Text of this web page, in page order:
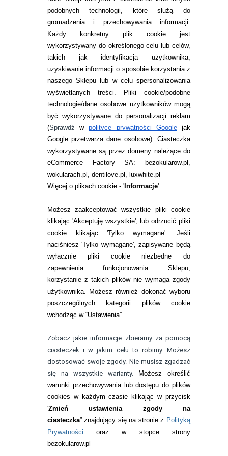
podobnych technologii, które służą do
gromadzenia i przechowywania informacji.
Każdy konkretny plik cookie jest
wykorzystywany do określonego celu lub celów,
takich jak identyfikacja użytkownika,
uzyskiwanie informacji o sposobie korzystania z
naszego Sklepu lub w celu spersonalizowania
wyświetlanych treści.
Pliki cookie/podobne
technologie/dane osobowe użytkowników mogą
być wykorzystywane do personalizacji reklam
(Sprawdźwpolityce prywatności Googlejak
Google przetwarza dane osobowe). Ciasteczka
wykorzystywane są przez domeny należące do
eCommerce Factory SA: bezokularow.pl,
wokularach.pl, dentilove.pl, luxwhite.pl
Więcej o plikach cookie - 'Informacje'
Możesz zaakceptować wszystkie pliki cookie
klikając 'Akceptuję wszystkie', lub odrzucić pliki
cookie klikając 'Tylko wymagane'. Jeśli
naciśniesz 'Tylko wymagane', zapisywane będą
wyłącznie pliki cookie niezbędne do
zapewnienia funkcjonowania Sklepu,
korzystanie z takich plików nie wymaga zgody
użytkownika. Możesz również dokonać wyboru
poszczególnych kategorii plików cookie
wchodząc w “Ustawienia”.
Zobacz jakie informacje zbieramy za pomocą
ciasteczek i w jakim celu to robimy. Możesz
dostosować swoje zgody. Nie musisz zgadzać
się na wszystkie warianty.
Możesz określić
warunki przechowywania lub dostępu do plików
cookies w każdym czasie klikając w przycisk
'Zmień ustawienia zgody na
ciasteczka” znajdujący się na stronie z Polityką
Prywatności oraz w stopce strony
bezokularow.pl
214,97pln 34,99 pln
INFORMACJE KONTAKTOWE
JAK ZAMAWIAĆ?
ZWROTY I REKLAMACJA
WARUNKI ZAKUPÓW
RANKINGI SOCZEWEK
SOCZEWKI KOLOROWE
Zwrot (odstąpienie od umowy)
ZMIEŃ USTAWIENIA ZGODY NA CIASTECZKA
KONTAKT
telefon:
22 113 44 42
telefon:
732 08 08 72
kontakt@bezokularow.pl